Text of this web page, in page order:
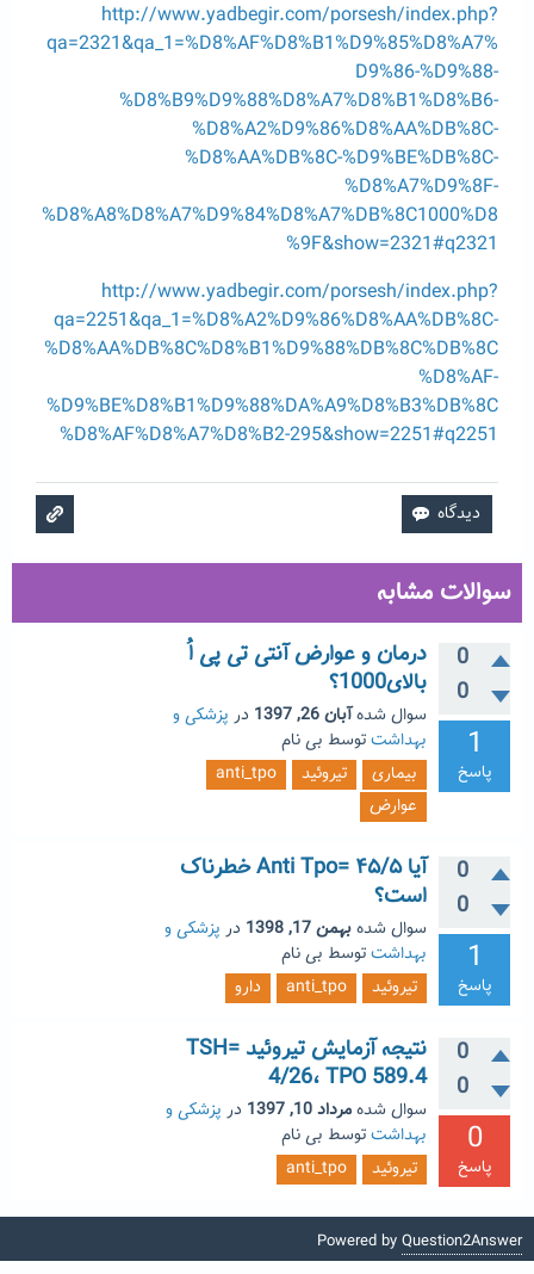
http://www.yadbegir.com/porsesh/index.php?
qa=2321&qa_1=%D8%AF%D8%B1%D9%85%D8%A7%
D9%86-%D9%88-
%D8%B9%D9%88%D8%A7%D8%B1%D8%B6-
%D8%A2%D9%86%D8%AA%DB%8C-
%D8%AA%DB%8C-%D9%BE%DB%8C-
%D8%A7%D9%8F-
%D8%A8%D8%A7%D9%84%D8%A7%DB%8C1000%D8
%9F&show=2321#q2321
http://www.yadbegir.com/porsesh/index.php?
qa=2251&qa_1=%D8%A2%D9%86%D8%AA%DB%8C-
%D8%AA%DB%8C%D8%B1%D9%88%DB%8C%DB%8C
%D8%AF-
%D9%BE%D8%B1%D9%88%DA%A9%D8%B3%DB%8C
%D8%AF%D8%A7%D8%B2-295&show=2251#q2251
سوالات مشابه
0
0
1
پاسخ
درمان و عوارض آنتی تی پی اُ
بالای1000؟
سوال شدهآبان 26, 1397 در پزشکی و
بهداشتتوسط بی نام
بیماری
تیروئید
anti_tpo
عوارض
0
0
1
پاسخ
آیا Anti Tpo= ۴۵/۵ خطرناک
است؟
سوال شدهبهمن 17, 1398 در پزشکی و
بهداشتتوسط بی نام
تیروئید
anti_tpo دارو
0
0
0
پاسخ
نتیجه آزمایش تیروئید TSH=
4/26، TPO 589.4
سوال شدهمرداد 10, 1397 در پزشکی و
بهداشتتوسط بی نام
تیروئید
anti_tpo
Powered by Question2Answer